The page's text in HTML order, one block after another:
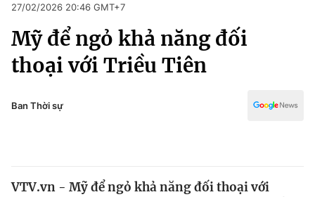
Chuyên mục
Chính trị
Pháp luật
Kinh tế
Thể thao
Truyền hình
Y tế
27/02/2026 20:46 GMT+7
Mỹ để ngỏ khả năng đối
thoại với Triều Tiên
Ban Thời sự
VTV.vn - Mỹ để ngỏ khả năng đối thoại với